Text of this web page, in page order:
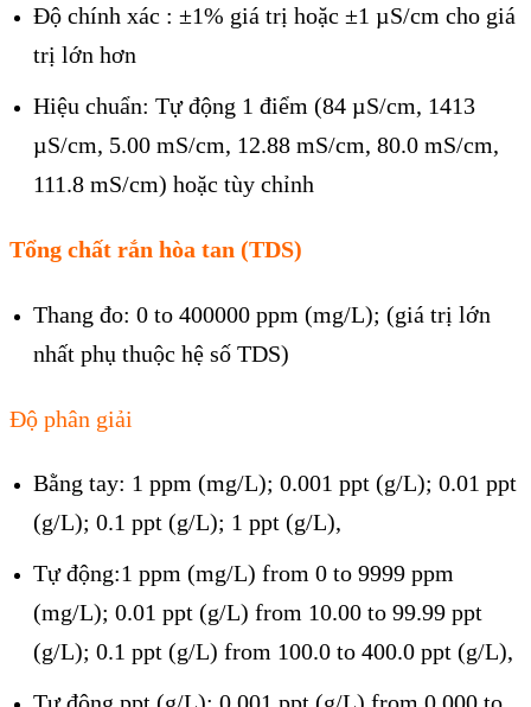
Độ chính xác : ±1% giá trị hoặc ±1 µS/cm cho giá
trị lớn hơn
Hiệu chuẩn: Tự động 1 điểm (84 µS/cm, 1413
µS/cm, 5.00 mS/cm, 12.88 mS/cm, 80.0 mS/cm,
111.8 mS/cm) hoặc tùy chỉnh
Tổng chất rắn hòa tan (TDS)
Thang đo: 0 to 400000 ppm (mg/L); (giá trị lớn
nhất phụ thuộc hệ số TDS)
Độ phân giải
Bằng tay: 1 ppm (mg/L); 0.001 ppt (g/L); 0.01 ppt
(g/L); 0.1 ppt (g/L); 1 ppt (g/L),
Tự động:1 ppm (mg/L) from 0 to 9999 ppm
(mg/L); 0.01 ppt (g/L) from 10.00 to 99.99 ppt
(g/L); 0.1 ppt (g/L) from 100.0 to 400.0 ppt (g/L),